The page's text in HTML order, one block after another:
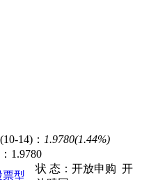
14)： 1.9780(1.44%)
1.9780
票型
状 态： 开放申购 开